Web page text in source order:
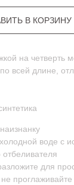
В КОРЗИНУ
на четверть
всей длине,
воде с
отбеливателя
для
проглаживайте